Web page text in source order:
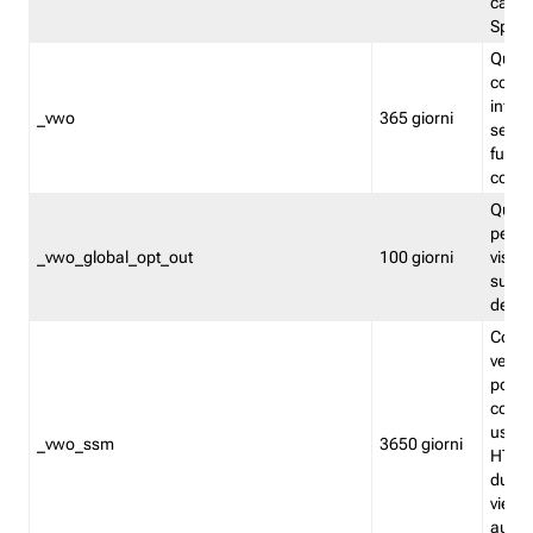
Split
_vwo 365 giorni
_vwo_global_opt_out 100 giorni
su
_vwo_ssm 3650 giorni
viene